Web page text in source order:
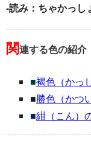
-読み：ちゃかっし
関連する色の紹介
■褐色（かっ
■勝色（かつ
■紺（こん）